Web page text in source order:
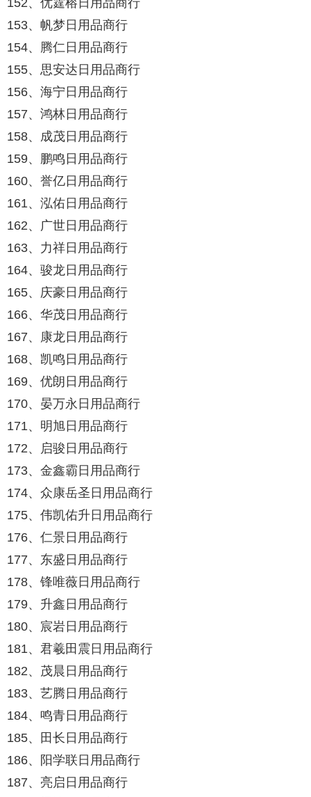
152、优霆榕日用品商行
153、帆梦日用品商行
154、腾仁日用品商行
155、思安达日用品商行
156、海宁日用品商行
157、鸿林日用品商行
158、成茂日用品商行
159、鹏鸣日用品商行
160、誉亿日用品商行
161、泓佑日用品商行
162、广世日用品商行
163、力祥日用品商行
164、骏龙日用品商行
165、庆豪日用品商行
166、华茂日用品商行
167、康龙日用品商行
168、凯鸣日用品商行
169、优朗日用品商行
170、晏万永日用品商行
171、明旭日用品商行
172、启骏日用品商行
173、金鑫霸日用品商行
174、众康岳圣日用品商行
175、伟凯佑升日用品商行
176、仁景日用品商行
177、东盛日用品商行
178、锋唯薇日用品商行
179、升鑫日用品商行
180、宸岩日用品商行
181、君羲田震日用品商行
182、茂晨日用品商行
183、艺腾日用品商行
184、鸣青日用品商行
185、田长日用品商行
186、阳学联日用品商行
187、亮启日用品商行